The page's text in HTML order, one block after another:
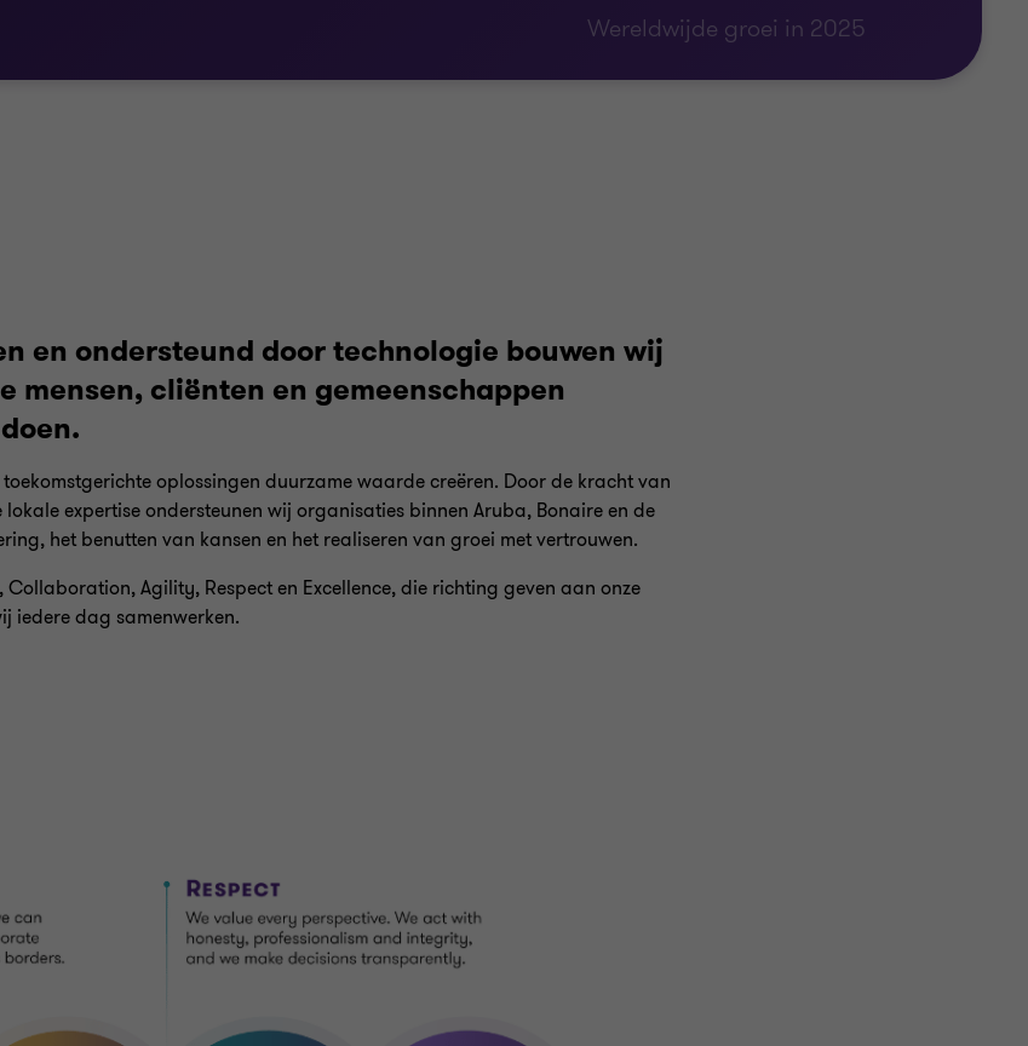
en ondersteund door technologie bouwen wij
mensen, cliënten en gemeenschappen
oplossingen duurzame waarde creëren. Door de kracht van
expertise ondersteunen wij organisaties binnen Aruba, Bonaire en de
het benutten van kansen en het realiseren van groei met vertrouwen.
Agility, Respect en Excellence, die richting geven aan onze
iedere dag samenwerken.